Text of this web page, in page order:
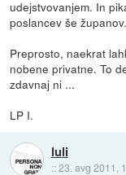
udejstvovanjem. In
poslancev še županov.
Preprosto, naekrat
nobene privatne. To
zdavnaj ni ...
LP I.
luli
::23. avg 2011,